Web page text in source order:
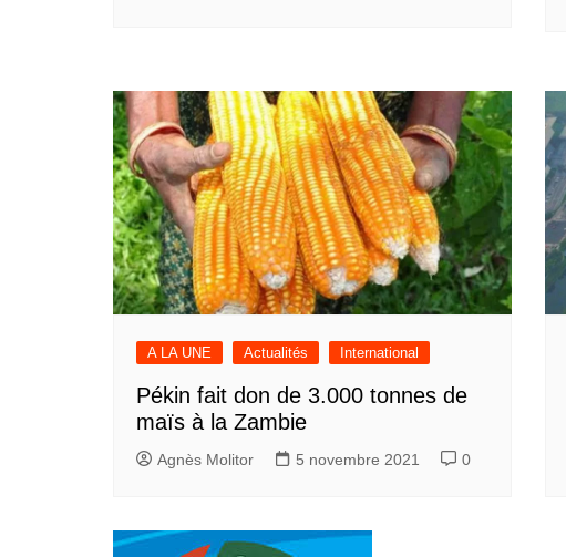
A LA UNE Actualités International
Pékin fait don de 3.000 tonnes de
maïs à la Zambie
Agnès Molitor 5 novembre 2021 0